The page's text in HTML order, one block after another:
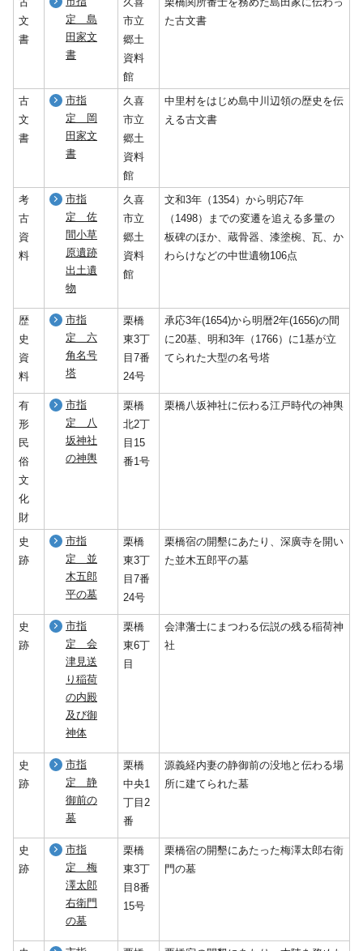
文
書
定 島
田家文
書
市立
郷土
資料
館
た古文書
古
文
書
市指
定 岡
田家文
書
久喜
市立
郷土
資料
館
中里村をはじめ島中川辺領の歴史を伝
える古文書
考
古
資
料
市指
定 佐
間小草
原遺跡
出土遺
物
久喜
市立
郷土
資料
館
文和3年（1354）から明応7年
（1498）までの変遷を追える多量の
板碑のほか、蔵骨器、漆塗椀、瓦、か
わらけなどの中世遺物106点
歴
史
資
料
市指
定 六
角名号
塔
栗橋
東3丁
目7番
24号
承応3年(1654)から明暦2年(1656)の間
に20基、明和3年（1766）に1基が立
てられた大型の名号塔
有
形
民
俗
文
化
財
市指
定 八
坂神社
の神輿
栗橋
北2丁
目15
番1号
栗橋八坂神社に伝わる江戸時代の神輿
史
跡
市指
定 並
木五郎
平の墓
栗橋
東3丁
目7番
24号
栗橋宿の開墾にあたり、深廣寺を開い
た並木五郎平の墓
史
跡
市指
定 会
津見送
り稲荷
の内殿
及び御
神体
栗橋
東6丁
目
会津藩士にまつわる伝説の残る稲荷神
社
史
跡
市指
定 静
御前の
墓
栗橋
中央1
丁目2
番
源義経内妻の静御前の没地と伝わる場
所に建てられた墓
史
跡
市指
定 梅
澤太郎
右衛門
の墓
栗橋
東3丁
目8番
15号
栗橋宿の開墾にあたった梅澤太郎右衛
門の墓